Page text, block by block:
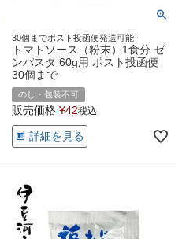
30個までポスト投函便発送可能
トマトソース（粉末）1食分 ゼ
ンパスタ 60g用 ポスト投函便
30個まで
のし・包装不可
販売価格 ¥42税込
詳細を見る